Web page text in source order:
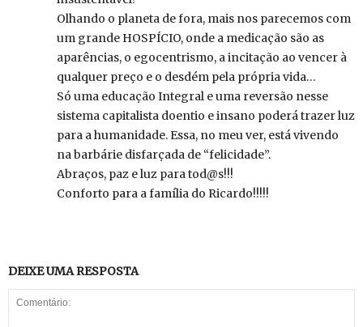
Olhando o planeta de fora, mais nos parecemos com
um grande HOSPÍCIO, onde a medicação são as
aparências, o egocentrismo, a incitação ao vencer à
qualquer preço e o desdém pela própria vida…
Só uma educação Integral e uma reversão nesse
sistema capitalista doentio e insano poderá trazer luz
para a humanidade. Essa, no meu ver, está vivendo
na barbárie disfarçada de “felicidade”.
Abraços, paz e luz para tod@s!!!
Conforto para a família do Ricardo!!!!!
DEIXE UMA RESPOSTA